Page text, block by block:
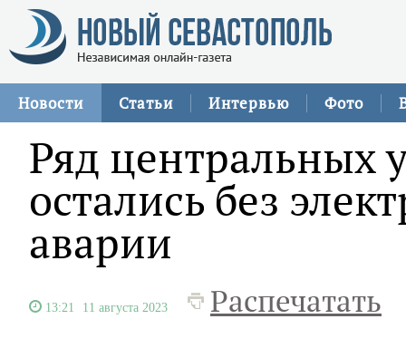
Новости Статьи Интервью Фото
Ряд центральных
остались без
аварии
13:21 11 августа 2023 Распечатать